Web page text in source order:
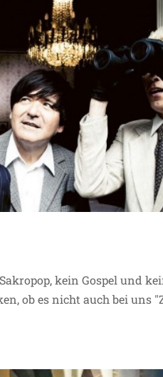
kein Gospel und
ob es nicht auch bei uns
Projekte